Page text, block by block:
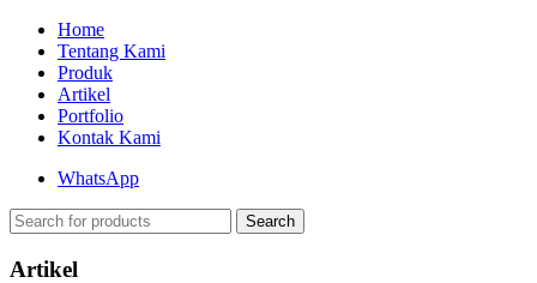
Home
Tentang Kami
Produk
Artikel
Portfolio
Kontak Kami
WhatsApp
Search
Artikel